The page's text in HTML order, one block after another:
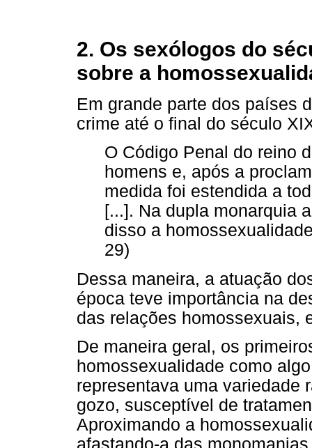
2. Os sexólogos do
sobre a
Em grande parte dos países
crime até o final do século
O Código Penal do reino
homens e, após a
medida foi estendida a
[...]. Na dupla monarquia
disso a
29)
Dessa maneira, a atuação
época teve importância na
das relações homossexuais,
De maneira geral, os
homossexualidade como
representava uma variedade
gozo, susceptível de
Aproximando a
afastando-a das